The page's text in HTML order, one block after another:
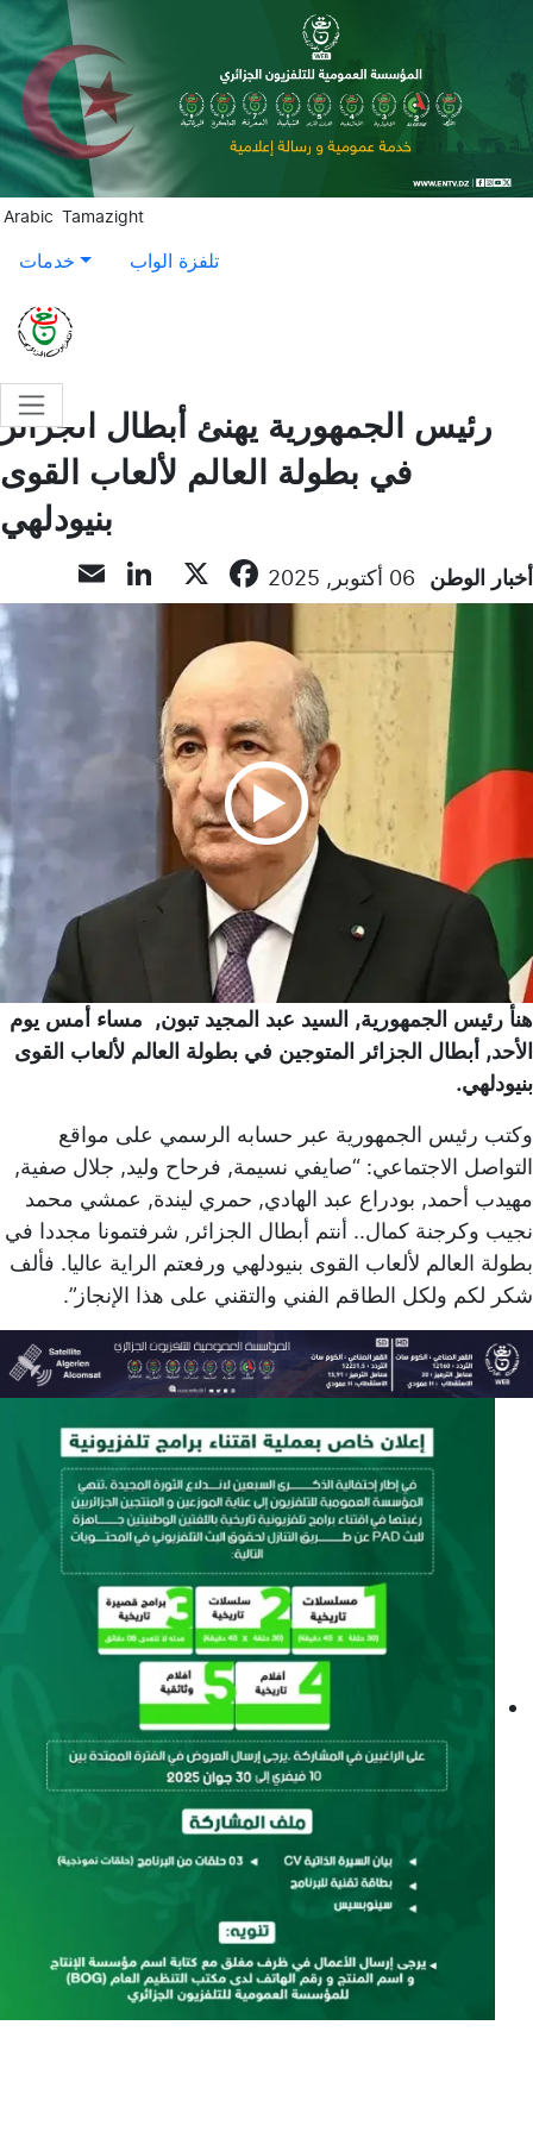
Aller au contenu principal
Arabic Tamazight
خدمات تلفزة الواب
رئيس الجمهورية يهنئ أبطال الجزائر
في بطولة العالم لألعاب القوى
بنيودلهي
أخبار الوطن 06 أكتوبر, 2025 Facebook
هنأ رئيس الجمهورية, السيد عبد المجيد تبون, مساء أمس يوم
الأحد, أبطال الجزائر المتوجين في بطولة العالم لألعاب القوى
بنيودلهي.
وكتب رئيس الجمهورية عبر حسابه الرسمي على مواقع
التواصل الاجتماعي: “صايفي نسيمة, فرحاح وليد, جلال صفية,
مهيدب أحمد, بودراع عبد الهادي, حمري ليندة, عمشي محمد
نجيب وكرجنة كمال.. أنتم أبطال الجزائر, شرفتمونا مجددا في
بطولة العالم لألعاب القوى بنيودلهي ورفعتم الراية عاليا. فألف
شكر لكم ولكل الطاقم الفني والتقني على هذا الإنجاز”.